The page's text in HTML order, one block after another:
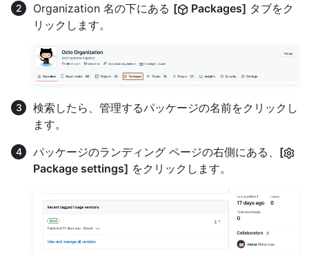
Organization 名の下にある [ Packages] タブをク
リックします。
検索したら、管理するパッケージの名前をクリックし
ます。
パッケージのランディング ページの右側にある、 [
Package settings] をクリックします。